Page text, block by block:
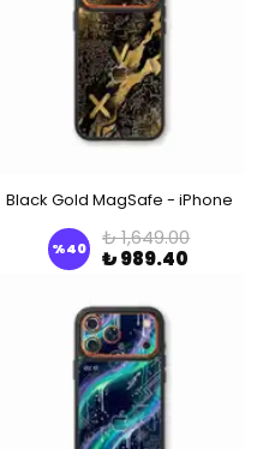
Black Gold MagSafe - iPhone
%40
₺ 1,649.00
₺ 989.40